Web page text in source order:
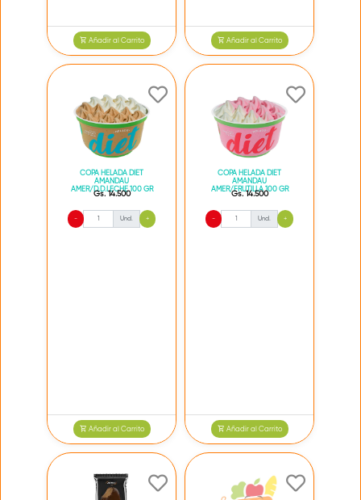
Añadir al Carrito Añadir al Carrito
COPA HELADA DIET
AMANDAU
AMER/D.D.LECHE 100 GR
Gs. 14.500
- Und. +
Añadir al Carrito
COPA HELADA DIET
AMANDAU
AMER/FRUTILLA 100 GR
Gs. 14.500
- Und. +
Añadir al Carrito